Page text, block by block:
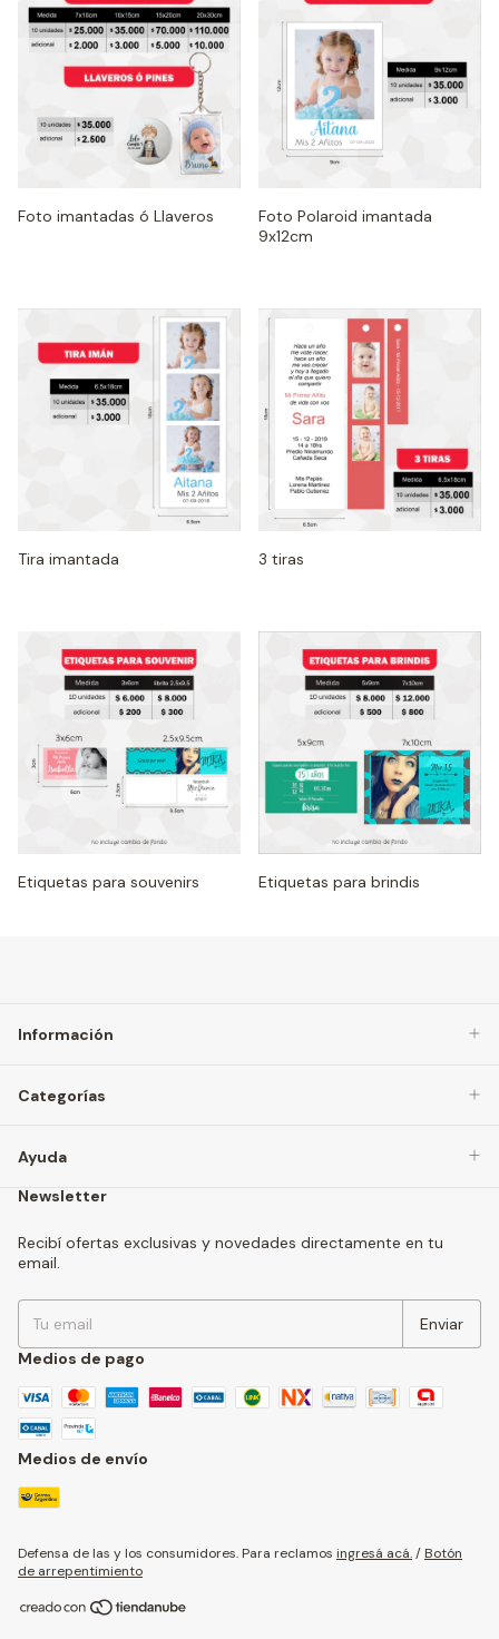
Foto imantadas ó Llaveros
Foto Polaroid imantada
9x12cm
Tira imantada 3 tiras
Etiquetas para souvenirs Etiquetas para brindis
Información
Categorías
Ayuda
Newsletter
Recibí ofertas exclusivas y novedades directamente en tu
email.
Medios de pago
Medios de envío
Defensa de las y los consumidores. Para reclamos ingresá acá./ Botón
de arrepentimiento